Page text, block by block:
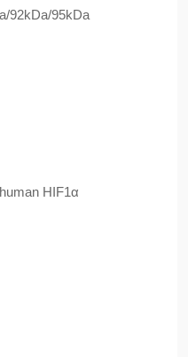
92kDa/95kDa
HIF1α